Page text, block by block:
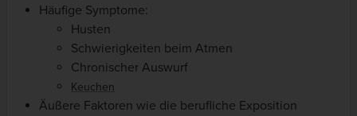
Häufige Symptome:
Husten
Schwierigkeiten beim Atmen
Chronischer Auswurf
Keuchen
Äußere Faktoren wie die berufliche Exposition